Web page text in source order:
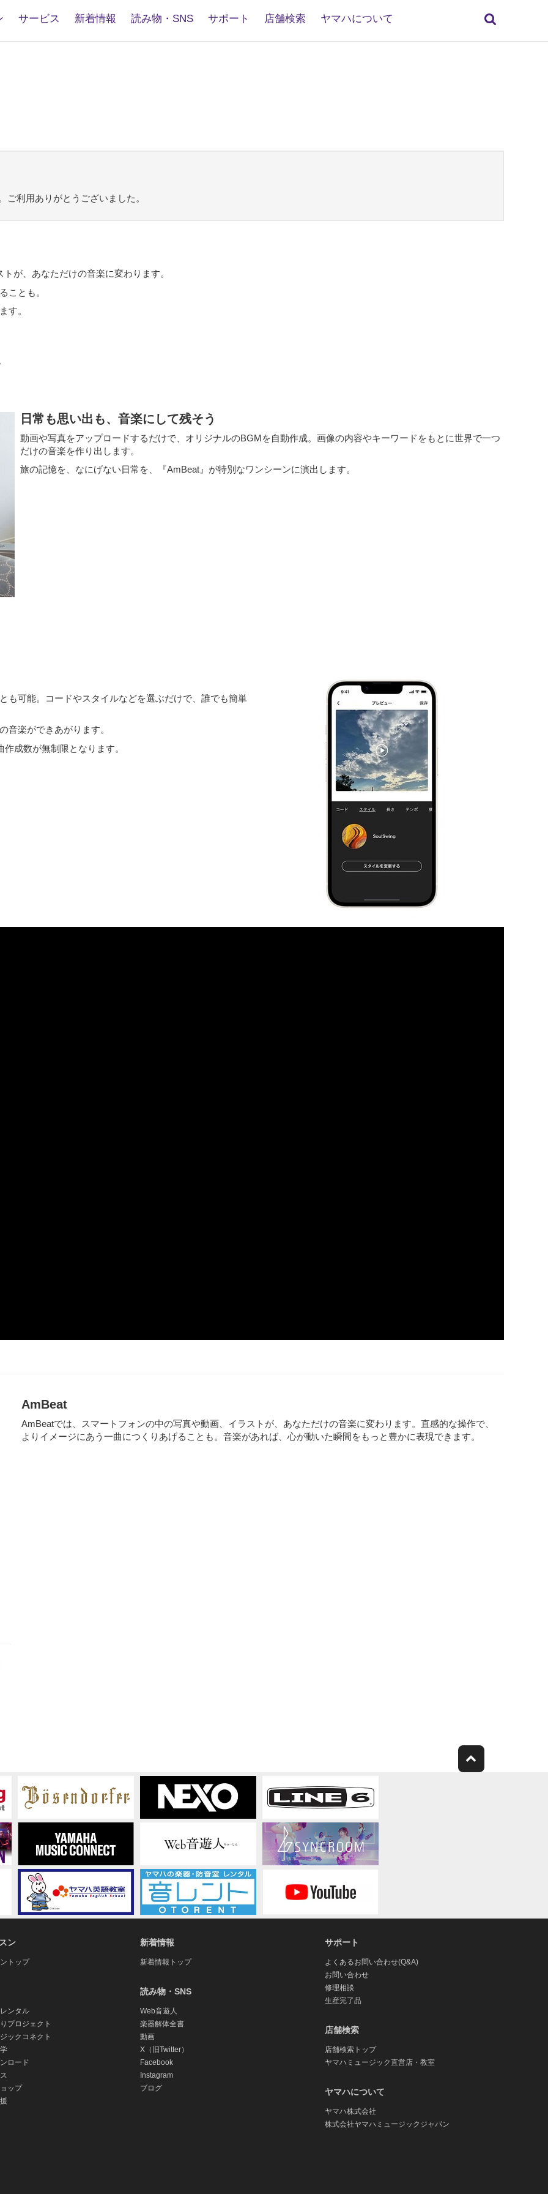
サービス 新着情報 読み物・SNS サポート 店舗検索 ヤマハについて
利用ありがとうございました。
が、あなただけの音楽に変わります。
ことも。
す。
日常も思い出も、音楽にして残そう
動画や写真をアップロードするだけで、オリジナルのBGMを自動作成。画像の内容やキーワードをもとに世界で一つ
だけの音楽を作り出します。
旅の記憶を、なにげない日常を、『AmBeat』が特別なワンシーンに演出します。
も可能。コードやスタイルなどを選ぶだけで、誰でも簡単
音楽ができあがります。
成数が無制限となります。
AmBeat
AmBeatでは、スマートフォンの中の写真や動画、イラストが、あなただけの音楽に変わります。直感的な操作で、
よりイメージにあう一曲につくりあげることも。音楽があれば、心が動いた瞬間をもっと豊かに表現できます。
ン
トップ
ンタル
プロジェクト
ックコネクト
ロード
ップ
新着情報
新着情報トップ
読み物・SNS
Web音遊人
楽器解体全書
動画
X（旧Twitter）
Facebook
Instagram
ブログ
サポート
よくあるお問い合わせ(Q&A)
お問い合わせ
修理相談
生産完了品
店舗検索
店舗検索トップ
ヤマハミュージック直営店・教室
ヤマハについて
ヤマハ株式会社
株式会社ヤマハミュージックジャパン